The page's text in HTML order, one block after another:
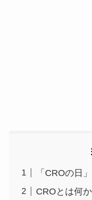
「CROの日
CROとは何